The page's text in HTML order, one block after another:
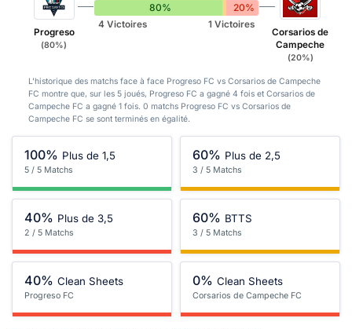
Progreso
(80%)
80% 0%
20%
4 Victoires 1 Victoires
Corsarios de
Campeche
(20%)
L'historique des matchs face à face Progreso FC vs Corsarios de Campeche
FC montre que, sur les 5 joués, Progreso FC a gagné 4 fois et Corsarios de
Campeche FC a gagné 1 fois. 0 matchs Progreso FC vs Corsarios de
Campeche FC se sont terminés en égalité.
100% Plus de 1,5
5 / 5 Matchs
60% Plus de 2,5
3 / 5 Matchs
40% Plus de 3,5
2 / 5 Matchs
60% BTTS
3 / 5 Matchs
40% Clean Sheets
Progreso FC
0% Clean Sheets
Corsarios de Campeche FC